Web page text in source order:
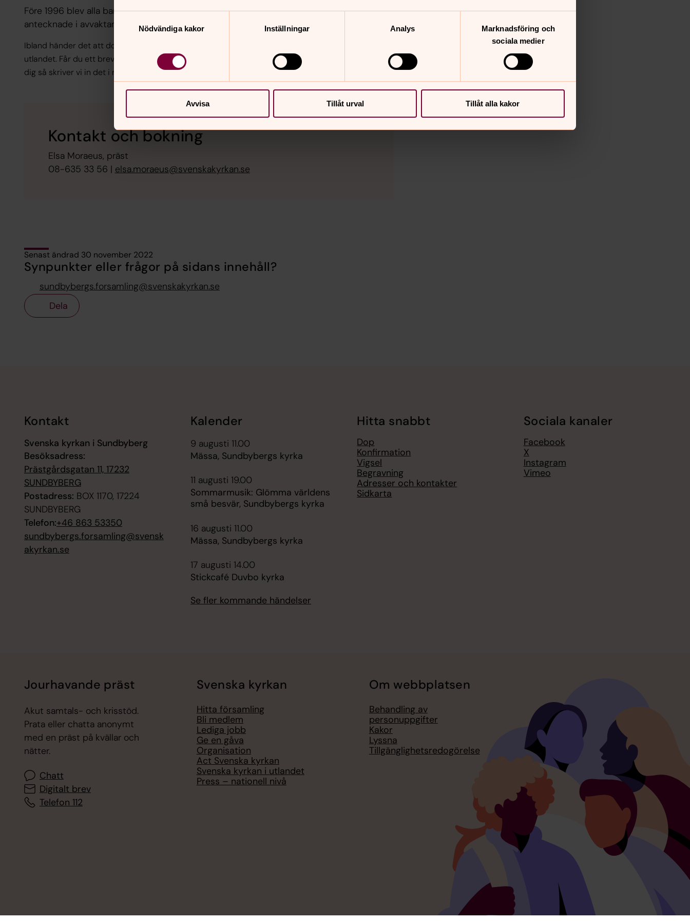
Samtyckesval
Nödvändiga kakor
Inställningar Analys
Marknadsföring och
sociala medier
Avvisa Tillåt urval Tillåt alla kakor
Före 1996 blev alla barn som föddes till föräldrar som var medlemmar i Svenska kyrkan
antecknade i avvaktan på dop
Ibland händer det att dop inte har registrerats, t.ex. om du döpts i ett annat kristet samfund eller i
utlandet. Får du ett brev från oss där det står att du inte är döpt trots att du är det kan du höra av
dig så skriver vi in det i registret.
Kontakt och bokning
Elsa Moraeus, präst
08-635 33 56 | elsa.moraeus@svenskakyrkan.se
Senast ändrad 30 november 2022
Synpunkter eller frågor på sidans innehåll?
sundbybergs.forsamling@svenskakyrkan.se
Dela
Kontakt
Svenska kyrkan i Sundbyberg
Besöksadress:
Prästgårdsgatan 11, 17232
SUNDBYBERG
Postadress: BOX 1170, 17224
SUNDBYBERG
Telefon:+46 863 53350
sundbybergs.forsamling@svensk
akyrkan.se
Kalender
9 augusti 11.00
Mässa, Sundbybergs kyrka
11 augusti 19.00
Sommarmusik: Glömma världens
små besvär, Sundbybergs kyrka
16 augusti 11.00
Mässa, Sundbybergs kyrka
17 augusti 14.00
Stickcafé Duvbo kyrka
Se fler kommande händelser
Hitta snabbt
Dop
Konfirmation
Vigsel
Begravning
Adresser och kontakter
Sidkarta
Sociala kanaler
Facebook
X
Instagram
Vimeo
Jourhavande präst
Akut samtals- och krisstöd.
Prata eller chatta anonymt
med en präst på kvällar och
nätter.
Chatt
Digitalt brev
Telefon 112
Svenska kyrkan
Hitta församling
Bli medlem
Lediga jobb
Ge en gåva
Organisation
Act Svenska kyrkan
Svenska kyrkan i utlandet
Press – nationell nivå
Om webbplatsen
Behandling av
personuppgifter
Kakor
Lyssna
Tillgänglighetsredogörelse